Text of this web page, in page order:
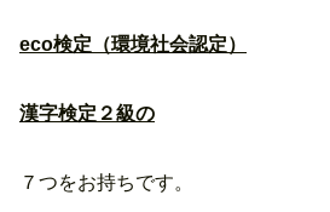
eco検定（環境社会認定）
漢字検定２級の
７つをお持ちです。